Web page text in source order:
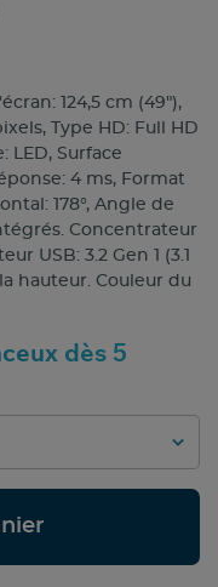
124,5 cm (49"),
Type HD: Full HD
LED, Surface
4 ms, Format
178°, Angle de
Concentrateur
USB: 3.2 Gen 1 (3.1
hauteur. Couleur du
dès 5